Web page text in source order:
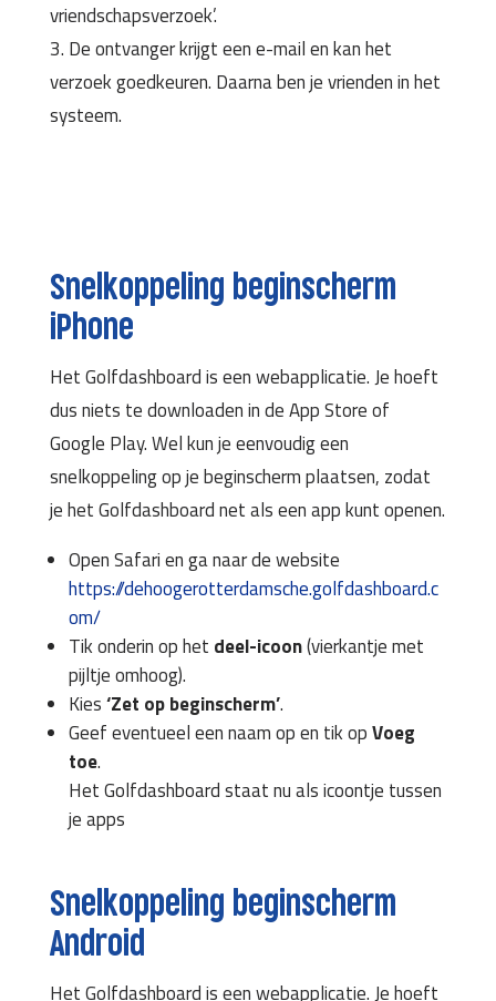
vriendschapsverzoek’.
3. De ontvanger krijgt een e-mail en kan het
verzoek goedkeuren. Daarna ben je vrienden in het
systeem.
Snelkoppeling beginscherm
iPhone
Het Golfdashboard is een webapplicatie. Je hoeft
dus niets te downloaden in de App Store of
Google Play. Wel kun je eenvoudig een
snelkoppeling op je beginscherm plaatsen, zodat
je het Golfdashboard net als een app kunt openen.
Open Safari en ga naar de website
https://dehoogerotterdamsche.golfdashboard.c
om/
Tik onderin op het deel-icoon(vierkantje met
pijltje omhoog).
Kies‘Zet op beginscherm’.
Geef eventueel een naam op en tik opVoeg
toe.
Het Golfdashboard staat nu als icoontje tussen
je apps
Snelkoppeling beginscherm
Android
Het Golfdashboard is een webapplicatie. Je hoeft